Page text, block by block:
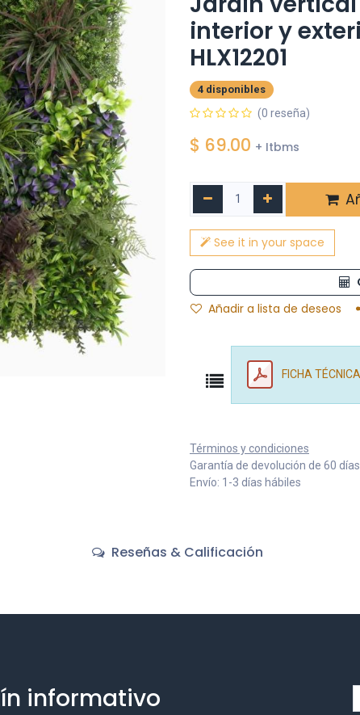
interior y
HLX12201
4 disponibles
(0 reseña)
$ 69.00 + Itbms
See it in your space
Añadir a lista de deseos
FICHA
Términos y condiciones
Garantía de devolución de 60 días
Envío: 1-3 días hábiles
Reseñas & Calificación
informativo